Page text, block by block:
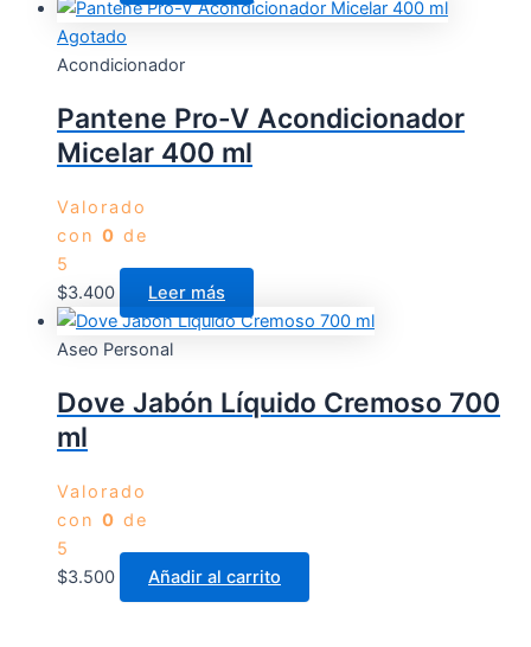
Agotado
Acondicionador
Pantene Pro-V Acondicionador
Micelar 400 ml
Valorado
con 0 de
5
$3.400 Leer más
Aseo Personal
Dove Jabón Líquido Cremoso 700
ml
Valorado
con 0 de
5
$3.500 Añadir al carrito